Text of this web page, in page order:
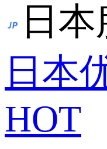
日
日本
HOT